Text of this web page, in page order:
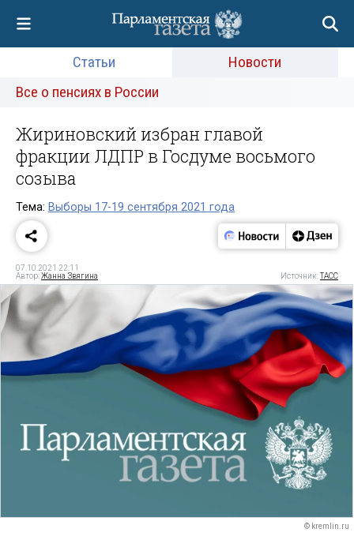
Статьи
Новости
Все о пенсиях в России
Жириновский избран главой
фракции ЛДПР в Госдуме восьмого
созыва
Тема: Выборы 17-19 сентября 2021 года
07.10.2021 22:11
Автор:Жанна Звягина Источник:ТАСС
© kremlin.ru